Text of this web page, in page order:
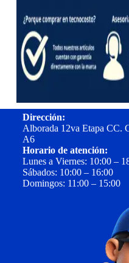
Dirección:
Alborada 12va Etapa CC.
A6
Horario de atención:
Lunes a Viernes: 10:00 –
Sábados: 10:00 – 16:00
Domingos: 11:00 – 15:00